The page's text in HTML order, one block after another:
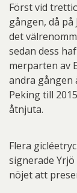
Först vid
gången, då på
det
sedan dess
merparten av
andra gången
Peking till
åtnjuta.
Flera
signerade
nöjet att